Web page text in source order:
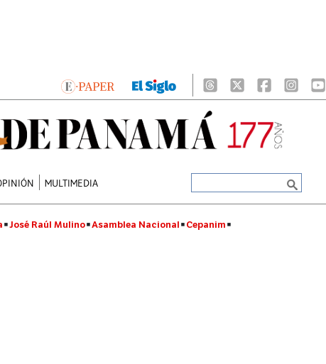
MULTIMEDIA
José Raúl Mulino Asamblea Nacional Cepanim